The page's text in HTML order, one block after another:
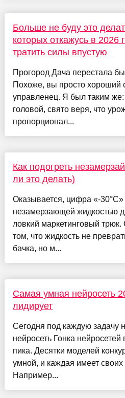
Больше не буду это
которых откажусь в 2026
тратить силы впустую
Прогород Дача перестала
Похоже, вы просто хороший
управленец. Я был таким
головой, свято веря, что
пропорционал...
Как подогреть
ли это делать)
Оказывается, цифра «-30°C»
незамерзающей жидкостью
ловкий маркетинговый
том, что жидкость не
бачка, но м...
Самая умная нейросеть
лидирует
Сегодня под каждую задачу
нейросеть Гонка нейросетей
пика. Десятки моделей
умной, и каждая имеет своих
Например...